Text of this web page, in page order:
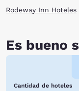
Rodeway Inn Hoteles
Es bueno
Cantidad de hoteles